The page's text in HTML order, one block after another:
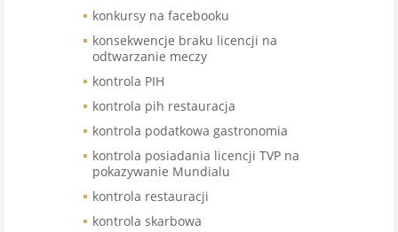
konkursy na facebooku
konsekwencje braku licencji na
odtwarzanie meczy
kontrola PIH
kontrola pih restauracja
kontrola podatkowa gastronomia
kontrola posiadania licencji TVP na
pokazywanie Mundialu
kontrola restauracji
kontrola skarbowa